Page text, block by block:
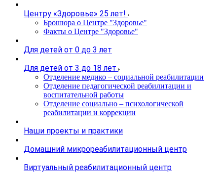
Центру «Здоровье» 25 лет!
Брошюра о Центре "Здоровье"
Факты о Центре "Здоровье"
Для детей от 0 до 3 лет
Для детей от 3 до 18 лет
Отделение медико – социальной реабилитации
Отделение педагогической реабилитации и
воспитательной работы
Отделение социально – психологической
реабилитации и коррекции
Наши проекты и практики
Домашний микрореабилитационный центр
Виртуальный реабилитационный центр